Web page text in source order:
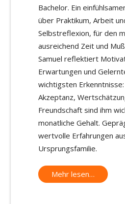
Bachelor. Ein
über Praktikum, Arbeit
Selbstreflexion, für den
ausreichend Zeit und
Samuel reflektiert
Erwartungen und
wichtigsten Erkenntnisse:
Akzeptanz,
Freundschaft sind ihm
monatliche Gehalt.
wertvolle Erfahrungen
Ursprungsfamilie.
Mehr lesen…